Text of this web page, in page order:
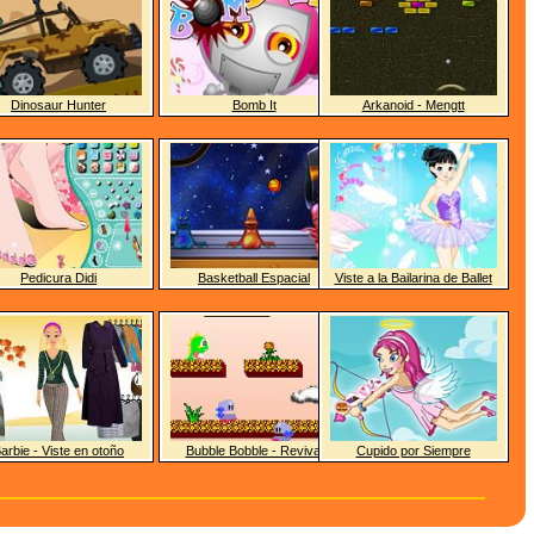
Dinosaur Hunter
Pedicura Didi
- Viste en otoño
Bomb It
Basketball Espacial
Bubble Bobble - Revival
Arkanoid - Mengtt
Viste a la Bailarina de Ballet
Cupido por Siempre